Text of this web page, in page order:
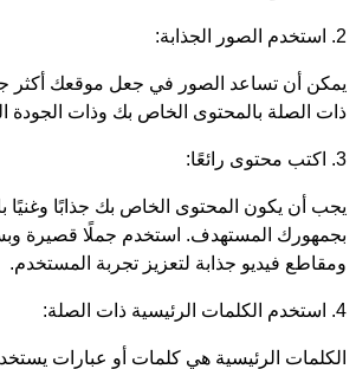
2. استخدم الصور الجذابة:
يمكن أن تساعد الصور في جعل موقعك أكثر
ذات الصلة بالمحتوى الخاص بك وذات الجودة
3. اكتب محتوى رائعًا:
يجب أن يكون المحتوى الخاص بك جذابًا وغنيًا
بجمهورك المستهدف. استخدم جملًا قصيرة
ومقاطع فيديو جذابة لتعزيز تجربة المستخدم.
4. استخدم الكلمات الرئيسية ذات الصلة:
الكلمات الرئيسية هي كلمات أو عبارات